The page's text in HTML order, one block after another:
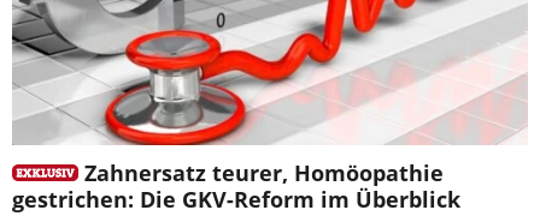
Zahnersatz teurer, Homöopathie
gestrichen: Die GKV-Reform im Überblick